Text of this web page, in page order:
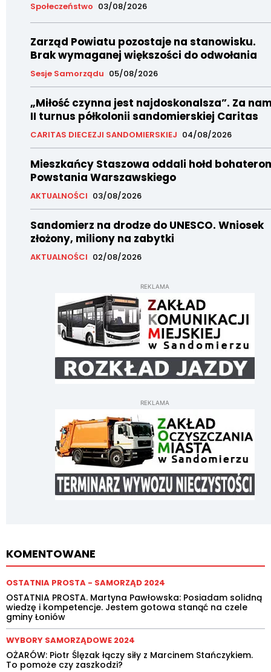
Społeczeństwo 03/08/2026
Zarząd Powiatu pozostaje na stanowisku.
Brak wymaganej większości do odwołania
Sesje Samorządu 05/08/2026
„Miłość czynna jest najdoskonalsza”. Za
II turnus półkolonii sandomierskiej Caritas
CARITAS DIECEZJI SANDOMIERSKIEJ 04/08/2026
Mieszkańcy Staszowa oddali hołd
Powstania Warszawskiego
AKTUALNOŚCI 03/08/2026
Sandomierz na drodze do UNESCO. Wniosek
złożony, miliony na zabytki
AKTUALNOŚCI 02/08/2026
REKLAMA
REKLAMA
KOMENTOWANE
OSTATNIA PROSTA - SAMORZĄD 2024
OSTATNIA PROSTA. Martyna Pawłowska: Posiadam solidną
wiedzę i kompetencje. Jestem gotowa stanąć na czele
gminy Łoniów
WYBORY SAMORZĄDOWE 2024
OŻARÓW: Piotr Ślęzak łączy siły z Marcinem Stańczykiem.
To pomoże czy zaszkodzi?